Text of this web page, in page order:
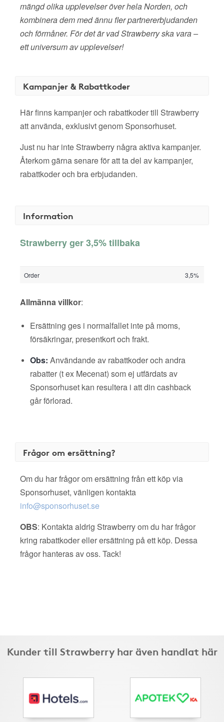
mängd olika upplevelser över hela Norden, och
kombinera dem med ännu fler partnererbjudanden
och förmåner. För det är vad Strawberry ska vara –
ett universum av upplevelser!
Kampanjer & Rabattkoder
Här finns kampanjer och rabattkoder till Strawberry
att använda, exklusivt genom Sponsorhuset.
Just nu har inte Strawberry några aktiva kampanjer.
Återkom gärna senare för att ta del av kampanjer,
rabattkoder och bra erbjudanden.
Information
Strawberry ger 3,5% tillbaka
Order 3,5%
Allmänna villkor:
Ersättning ges i normalfallet inte på moms,
försäkringar, presentkort och frakt.
Obs: Användande av rabattkoder och andra
rabatter (t ex Mecenat) som ej utfärdats av
Sponsorhuset kan resultera i att din cashback
går förlorad.
Frågor om ersättning?
Om du har frågor om ersättning från ett köp via
Sponsorhuset, vänligen kontakta
info@sponsorhuset.se
OBS: Kontakta aldrig Strawberry om du har frågor
kring rabattkoder eller ersättning på ett köp. Dessa
frågor hanteras av oss. Tack!
Kunder till Strawberry har även handlat här